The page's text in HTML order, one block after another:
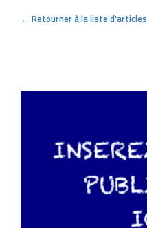
← Retourner à la liste d'articles